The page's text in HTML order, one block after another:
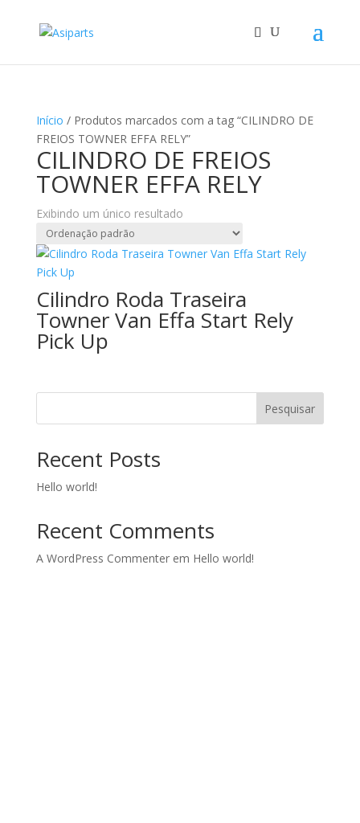
Início / Produtos marcados com a tag “CILINDRO DE
FREIOS TOWNER EFFA RELY”
CILINDRO DE FREIOS
TOWNER EFFA RELY
Exibindo um único resultado
Cilindro Roda Traseira
Towner Van Effa Start Rely
Pick Up
Pesquisar
Recent Posts
Hello world!
Recent Comments
A WordPress Commenterem Hello world!